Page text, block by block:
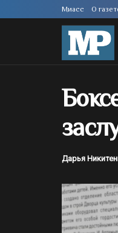
Миасс О
Дарья